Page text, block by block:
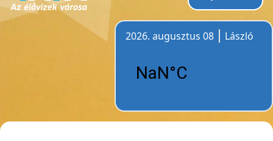
2026. augusztus 08
László